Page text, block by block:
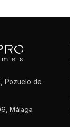
Pozuelo de
Málaga